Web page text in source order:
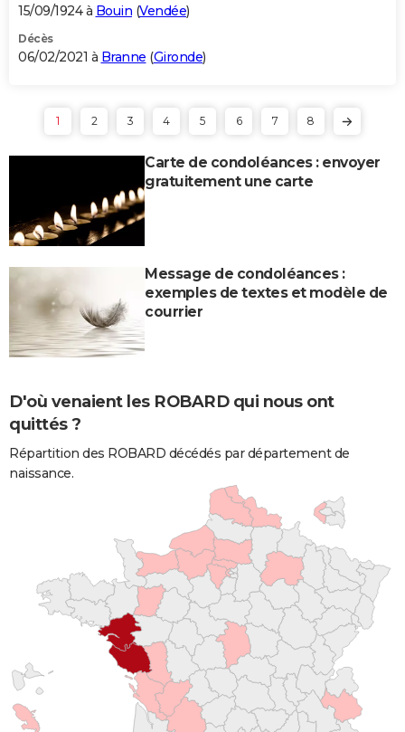
15/09/1924 à Bouin (Vendée)
Décès
06/02/2021 à Branne (Gironde)
1 2 3 4 5 6 7 8
Carte de condoléances : envoyer
gratuitement une carte
Message de condoléances :
exemples de textes et modèle de
courrier
D'où venaient les ROBARD qui nous ont
quittés ?
Répartition des ROBARD décédés par département de
naissance.